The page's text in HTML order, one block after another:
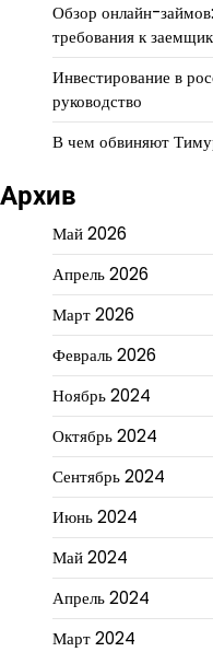
Обзор онлайн-
требования к
Инвестирование в
руководство
В чем обвиняют
Архив
Май 2026
Апрель 2026
Март 2026
Февраль 2026
Ноябрь 2024
Октябрь 2024
Сентябрь 2024
Июнь 2024
Май 2024
Апрель 2024
Март 2024